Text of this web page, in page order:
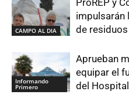
CAMPO AL DIA
impulsarán
de
Informando
Primero
Aprueban
equipar el
del